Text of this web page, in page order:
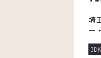
埼
ー